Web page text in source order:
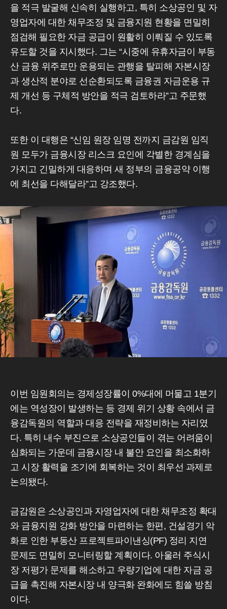
을 적극 발굴해 신속히 실행하고, 특히 소상공인 및 자
영업자에 대한 채무조정 및 금융지원 현황을 면밀히
점검해 필요한 자금 공급이 원활히 이뤄질 수 있도록
유도할 것을 지시했다. 그는 “시중에 유휴자금이 부동
산 금융 위주로만 운용되는 관행을 탈피해 자본시장
과 생산적 분야로 선순환되도록 금융권 자금운용 규
제 개선 등 구체적 방안을 적극 검토하라”고 주문했
다.
또한 이 대행은 “신임 원장 임명 전까지 금감원 임직
원 모두가 금융시장 리스크 요인에 각별한 경계심을
가지고 긴밀하게 대응하며 새 정부의 금융공약 이행
에 최선을 다해달라”고 강조했다.
이번 임원회의는 경제성장률이 0%대에 머물고 1분기
에는 역성장이 발생하는 등 경제 위기 상황 속에서 금
융감독원의 역할과 대응 전략을 재정비하는 자리였
다. 특히 내수 부진으로 소상공인들이 겪는 어려움이
심화되는 가운데 금융시장 내 불안 요인을 최소화하
고 시장 활력을 조기에 회복하는 것이 최우선 과제로
논의됐다.
금감원은 소상공인과 자영업자에 대한 채무조정 확대
와 금융지원 강화 방안을 마련하는 한편, 건설경기 악
화로 인한 부동산 프로젝트파이낸싱(PF) 정리 지연
문제도 면밀히 모니터링할 계획이다. 아울러 주식시
장 저평가 문제를 해소하고 우량기업에 대한 자금 공
급을 촉진해 자본시장 내 양극화 완화에도 힘쓸 방침
이다.